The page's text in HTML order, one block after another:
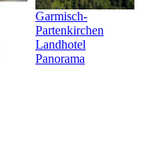
Garmisch-
Partenkirchen
Landhotel
Panorama